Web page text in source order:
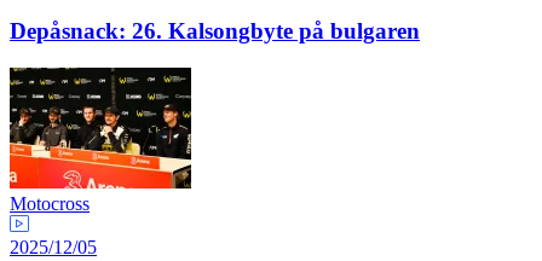
Depåsnack: 26. Kalsongbyte på bulgaren
Motocross
2025/12/05